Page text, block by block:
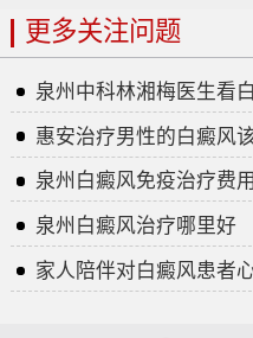
更多关注问题
泉州中科林湘梅医生看
惠安治疗男性的白癜风
泉州白癜风免疫治疗费用
泉州白癜风治疗哪里好
家人陪伴对白癜风患者